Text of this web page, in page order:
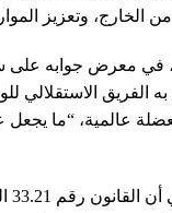
من الخارج، وتعزيز
في معرض جوابه
به الفريق الاستقلالي
عالمية، “ما